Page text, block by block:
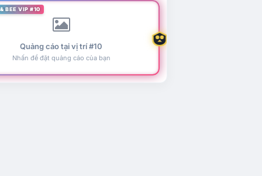
BEE VIP #10
Quảng cáo tại vị trí #10
Nhấn để đặt quảng cáo của bạn